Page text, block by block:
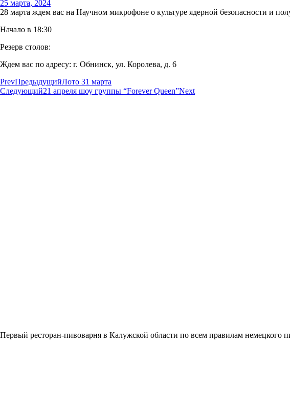
25 марта, 2024
28 марта ждем вас на Научном микрофоне о культуре ядерной безопасности и
Начало в 18:30
Резерв столов:
Ждем вас по адресу: г. Обнинск, ул. Королева, д. 6
PrevПредыдущийЛото 31 марта
Следующий21 апреля шоу группы “Forever Queen”Next
Первый ресторан-пивоварня в Калужской области по всем правилам немецкого